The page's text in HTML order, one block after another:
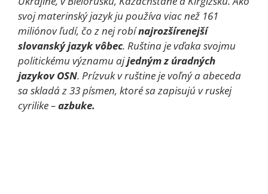
svoj materinský jazyk ju používa viac než 161
miliónov ľudí, čo z nej robínajrozšírenejší
slovanský jazyk vôbec. Ruština je vďaka svojmu
politickému významu ajjedným z úradných
jazykov OSN. Prízvuk v ruštine je voľný a abeceda
sa skladá z 33 písmen, ktoré sa zapisujú v ruskej
cyrilike –azbuke.